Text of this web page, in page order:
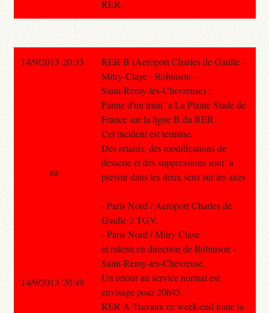
RER.
14/9/2013 20:33
RER B (Aeroport Charles de Gaulle -
Mitry-Claye - Robinson -
Saint-Remy-les-Chevreuse) :
Panne d'un train `a La Plaine Stade de
France sur la ligne B du RER.
Cet incident est termine.
Des retards, des modifications de
desserte et des suppressions sont `a
prevoir dans les deux sens sur les axes
:
- Paris Nord / Aeroport Charles de
Gaulle 2 TGV.
- Paris Nord / Mitry Claye.
et ralenti en direction de Robinson -
Saint-Remy-les-Chevreuse.
Un retour au service normal est
envisage pour 20h45.
RER A Travaux ce week-end toute la
au
14/9/2013 20:49